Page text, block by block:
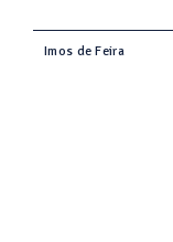
Imos de Feira